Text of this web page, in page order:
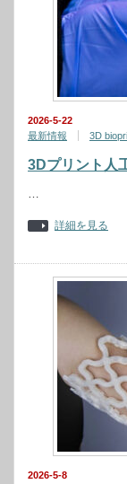
2026-5-22
最新情報
3D
3Dプリント人
…
詳細を見る
2026-5-8